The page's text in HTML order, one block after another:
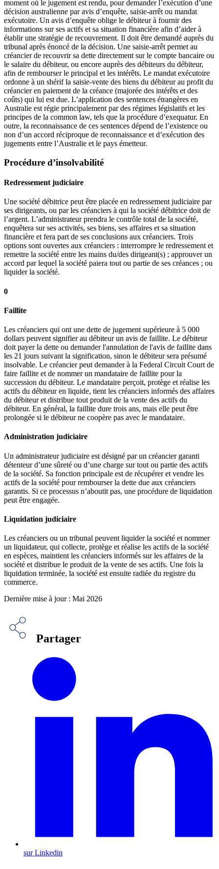
moment où le jugement est rendu, pour demander l’exécution d’une
décision australienne par avis d’enquête, saisie-arrêt ou mandat
exécutoire. Un avis d’enquête oblige le débiteur à fournir des
informations sur ses actifs et sa situation financière afin d’aider à
établir une stratégie de recouvrement. Il doit être demandé auprès du
tribunal après énoncé de la décision. Une saisie-arrêt permet au
créancier de recouvrir sa dette directement sur le compte bancaire ou
le salaire du débiteur, ou encore auprès des débiteurs du débiteur,
afin de rembourser le principal et les intérêts. Le mandat exécutoire
ordonne à un shérif la saisie-vente des biens du débiteur au profit du
créancier en paiement de la créance (majorée des intérêts et des
coûts) qui lui est due. L’application des sentences étrangères en
Australie est régie principalement par des régimes législatifs et les
principes de la common law, tels que la procédure d’exequatur. En
outre, la reconnaissance de ces sentences dépend de l’existence ou
non d’un accord réciproque de reconnaissance et d’exécution des
jugements entre l’Australie et le pays émetteur.
Procédure d’insolvabilité
Redressement judiciaire
Une société débitrice peut être placée en redressement judiciaire par
ses dirigeants, ou par les créanciers à qui la société débitrice doit de
l’argent. L’administrateur prendra le contrôle total de la société,
enquêtera sur ses activités, ses biens, ses affaires et sa situation
financière et fera part de ses conclusions aux créanciers. Trois
options sont ouvertes aux créanciers : interrompre le redressement et
remettre la société entre les mains du/des dirigeant(s) ; approuver un
accord par lequel la société paiera tout ou partie de ses créances ; ou
liquider la société.
0
Faillite
Les créanciers qui ont une dette de jugement supérieure à 5 000
dollars peuvent signifier au débiteur un avis de faillite. Le débiteur
doit payer la dette ou demander l'annulation de l'avis de faillite dans
les 21 jours suivant la signification, sinon le débiteur sera présumé
insolvable. Le créancier peut demander à la Federal Circuit Court de
faire faillite et de nommer un mandataire de faillite pour la
succession du débiteur. Le mandataire perçoit, protège et réalise les
actifs du débiteur en liquide, tient les créanciers informés des affaires
du débiteur et distribue tout produit de la vente des actifs du
débiteur. En général, la faillite dure trois ans, mais elle peut être
prolongée si le débiteur ne coopère pas avec le mandataire.
Administration judiciaire
Un administrateur judiciaire est désigné par un créancier garanti
détenteur d’une sûreté ou d’une charge sur tout ou partie des actifs
de la société. Sa fonction principale est de récupérer et vendre les
actifs de la société pour rembourser la dette due aux créanciers
garantis. Si ce processus n’aboutit pas, une procédure de liquidation
peut être engagée.
Liquidation judiciaire
Les créanciers ou un tribunal peuvent liquider la société et nommer
un liquidateur, qui collecte, protège et réalise les actifs de la société
en espèces, maintient les créanciers informés sur les affaires de la
société et distribue le produit de la vente de ses actifs. Une fois la
liquidation terminée, la société est ensuite radiée du registre du
commerce.
Dernière mise à jour : Mai 2026
Partager
sur Linkedin